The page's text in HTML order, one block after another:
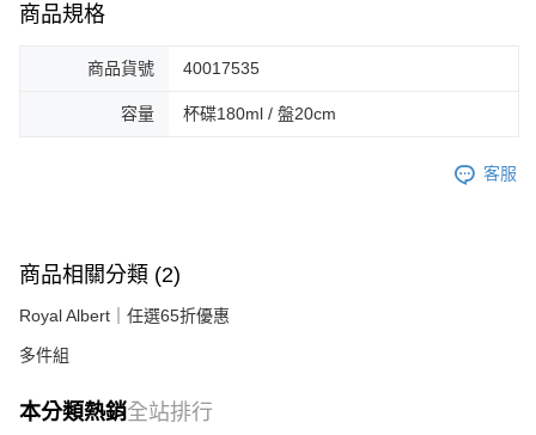
商品規格
商品貨號 40017535
容量 杯碟180ml / 盤20cm
客服
商品相關分類 (2)
Royal Albert｜任選65折優惠
多件組
本分類熱銷全站排行